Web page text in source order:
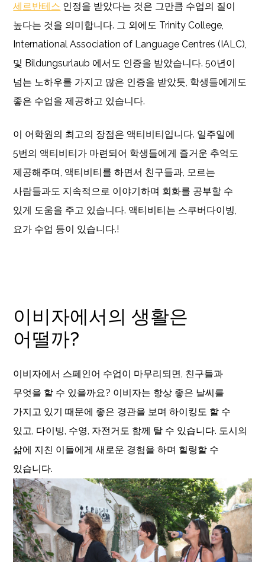
세르반테스 인정을 받았다는 것은 그만큼 수업의 질이
높다는 것을 의미합니다. 그 외에도 Trinity College,
International Association of Language Centres (IALC),
및 Bildungsurlaub 에서도 인증을 받았습니다. 50년이
넘는 노하우를 가지고 많은 인증을 받았듯, 학생들에게도
좋은 수업을 제공하고 있습니다.
이 어학원의 최고의 장점은 액티비티입니다. 일주일에
5번의 액티비티가 마련되어 학생들에게 즐거운 추억도
제공해주며, 액티비티를 하면서 친구들과, 모르는
사람들과도 지속적으로 이야기하며 회화를 공부할 수
있게 도움을 주고 있습니다. 액티비티는 스쿠버다이빙,
요가 수업 등이 있습니다.!
이비자에서의 생활은
어떨까?
이비자에서 스페인어 수업이 마무리되면, 친구들과
무엇을 할 수 있을까요? 이비자는 항상 좋은 날씨를
가지고 있기 때문에 좋은 경관을 보며 하이킹도 할 수
있고, 다이빙, 수영, 자전거도 함께 탈 수 있습니다. 도시의
삶에 지친 이들에게 새로운 경험을 하며 힐링할 수
있습니다.